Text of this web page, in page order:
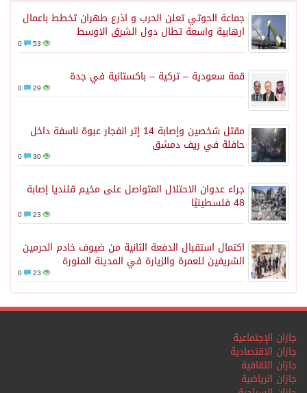
جماعة الحوثي تعلن الحرب و اذرع طهران تخطط باعمال
ارهابية واسعة تطال دول الشرق الاوسط
53
قمة سعودية – تركية – باكستانية في جدة
29
مقتل شخصين وإصابة 14 إثر انفجار عبوة ناسفة داخل
حافلة في ريف دمشق
30
جراء عدوان الاحتلال المتواصل على مخيم قلنديا إصابة
48 فلسطينيًا
23
اكتمال استقبال الدفعة الثانية من ضيوف خادم الحرمين
الشريفين للعمرة والزيارة في المدينة المنورة
23
جازان الإجتماعية
جازان الاقتصادية
جازان الثقافية
جازان الرياضية